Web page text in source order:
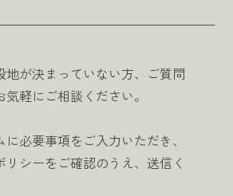
地が決まっていない方、ご質問
軽にご相談ください。
必要事項をご入力いただき、
リシーをご確認のうえ、送信く